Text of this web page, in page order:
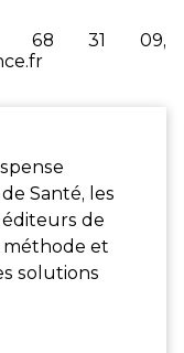
68 31 09,
Santé, les
de
méthode et
solutions